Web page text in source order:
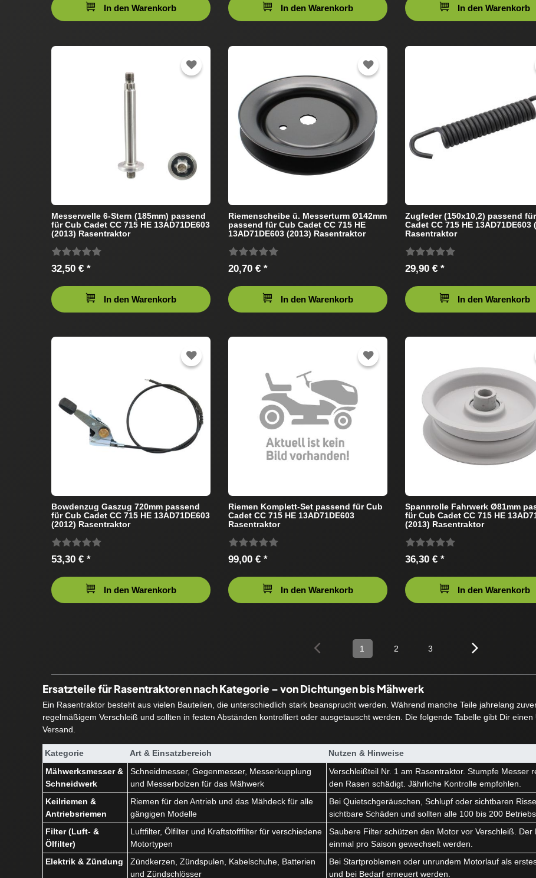
In den Warenkorb In den Warenkorb In den Warenkorb
Messerwelle 6-Stern (185mm) passend
für Cub Cadet CC 715 HE 13AD71DE603
(2013) Rasentraktor
32,50 € *
In den Warenkorb
Riemenscheibe ü. Messerturm Ø142mm
passend für Cub Cadet CC 715 HE
13AD71DE603 (2013) Rasentraktor
20,70 € *
In den Warenkorb
Zugfeder (150x10,2) passend
Cadet CC 715 HE 13AD71DE603
Rasentraktor
29,90 € *
In den Warenkorb
Bowdenzug Gaszug 720mm passend
für Cub Cadet CC 715 HE 13AD71DE603
(2012) Rasentraktor
53,30 € *
In den Warenkorb
Riemen Komplett-Set passend für Cub
Cadet CC 715 HE 13AD71DE603
Rasentraktor
99,00 € *
In den Warenkorb
Spannrolle Fahrwerk Ø81mm
für Cub Cadet CC 715 HE
(2013) Rasentraktor
36,30 € *
In den Warenkorb
1 2 3
Ersatzteile für Rasentraktoren nach Kategorie – von Dichtungen bis Mähwerk
Ein Rasentraktor besteht aus vielen Bauteilen, die unterschiedlich stark beansprucht werden. Während manche Teile jahrelang
regelmäßigem Verschleiß und sollten in festen Abständen kontrolliert oder ausgetauscht werden. Die folgende Tabelle gibt Dir einen
Versand.
Kategorie Art & Einsatzbereich
Nutzen & Hinweise
Mähwerksmesser &
Schneidwerk
Schneidmesser, Gegenmesser, Messerkupplung
und Messerbolzen für das Mähwerk
Verschleißteil Nr. 1 am Rasentraktor. Stumpfe
den Rasen schädigt. Jährliche Kontrolle empfohlen.
Keilriemen &
Antriebsriemen
Riemen für den Antrieb und das Mähdeck für alle
gängigen Modelle
Bei Quietschgeräuschen, Schlupf oder sichtbaren
sichtbare Schäden und sollten alle 100 bis 200
Filter (Luft- &
Ölfilter)
Luftfilter, Ölfilter und Kraftstofffilter für verschiedene
Motortypen
Saubere Filter schützen den Motor vor Verschleiß.
einmal pro Saison gewechselt werden.
Elektrik & Zündung
Zündkerzen, Zündspulen, Kabelschuhe, Batterien
und Zündschlösser
Bei Startproblemen oder unrundem Motorlauf als
und bei Bedarf erneuert werden.